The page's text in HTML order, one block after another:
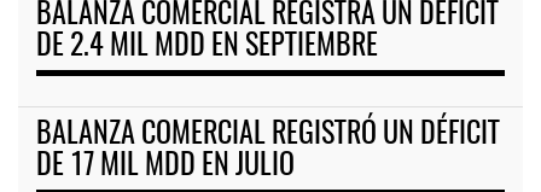
BALANZA COMERCIAL REGISTRA UN DÉFICIT
DE 2.4 MIL MDD EN SEPTIEMBRE
BALANZA COMERCIAL REGISTRÓ UN DÉFICIT
DE 17 MIL MDD EN JULIO